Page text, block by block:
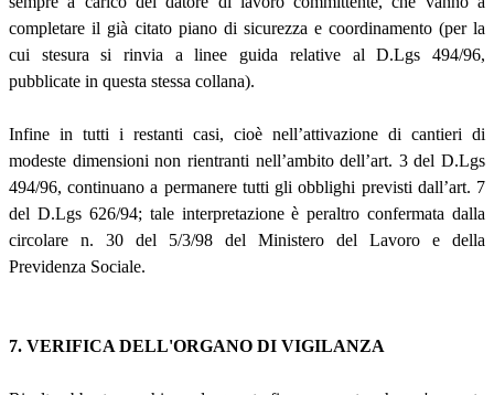
completare il già citato piano di sicurezza e coordinamento (per la
cui stesura si rinvia a linee guida relative al D.Lgs 494/96,
pubblicate in questa stessa collana).
Infine in tutti i restanti casi, cioè nell’attivazione di cantieri di
modeste dimensioni non rientranti nell’ambito dell’art. 3 del D.Lgs
494/96, continuano a permanere tutti gli obblighi previsti dall’art. 7
del D.Lgs 626/94; tale interpretazione è peraltro confermata dalla
circolare n. 30 del 5/3/98 del Ministero del Lavoro e della
Previdenza Sociale.
7. VERIFICA DELL'ORGANO DI VIGILANZA